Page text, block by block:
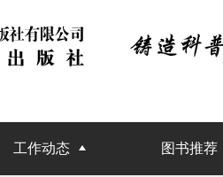
工作动态 图书推荐